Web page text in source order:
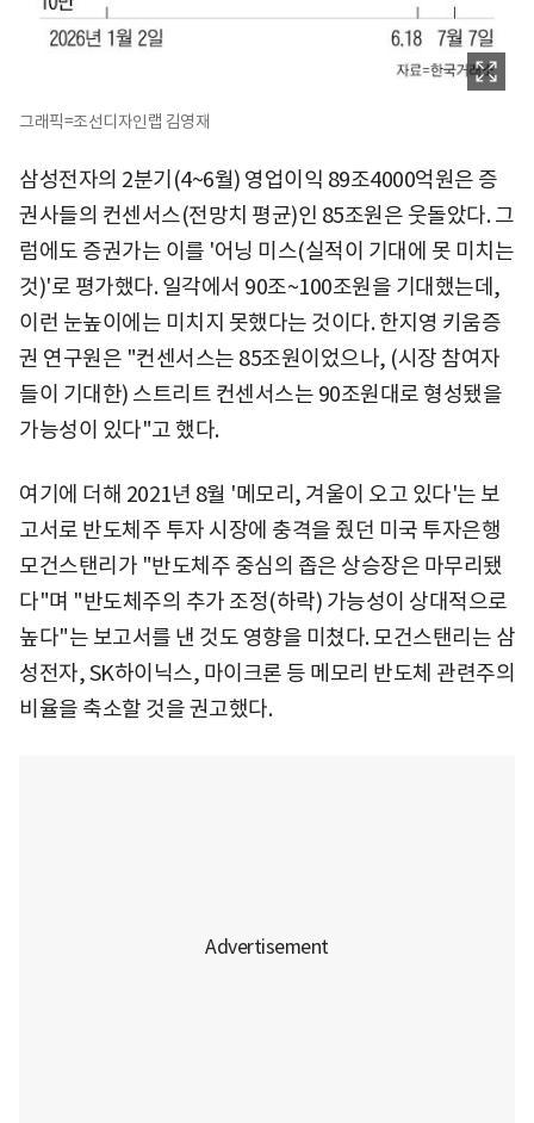
그래픽=조선디자인랩 김영재
삼성전자의 2분기(4~6월) 영업이익 89조4000억원은 증
권사들의 컨센서스(전망치 평균)인 85조원은 웃돌았다. 그
럼에도 증권가는 이를 '어닝 미스(실적이 기대에 못 미치는
것)'로 평가했다. 일각에서 90조~100조원을 기대했는데,
이런 눈높이에는 미치지 못했다는 것이다. 한지영 키움증
권 연구원은 "컨센서스는 85조원이었으나, (시장 참여자
들이 기대한) 스트리트 컨센서스는 90조원대로 형성됐을
가능성이 있다"고 했다.
여기에 더해 2021년 8월 '메모리, 겨울이 오고 있다'는 보
고서로 반도체주 투자 시장에 충격을 줬던 미국 투자은행
모건스탠리가 "반도체주 중심의 좁은 상승장은 마무리됐
다"며 "반도체주의 추가 조정(하락) 가능성이 상대적으로
높다"는 보고서를 낸 것도 영향을 미쳤다. 모건스탠리는 삼
성전자, SK하이닉스, 마이크론 등 메모리 반도체 관련주의
비율을 축소할 것을 권고했다.